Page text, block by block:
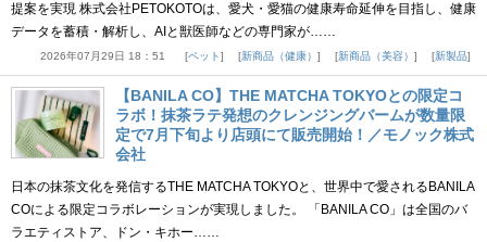
提案を実現 株式会社PETOKOTOは、愛犬・愛猫の健康寿命延伸を目指し、健康
データを蓄積・解析し、AIと獣医師などの専門家が……
2026年07月29日 18：51 ペット 新商品（健康） 新商品（美容） 新製品
【BANILA CO】THE MATCHA TOKYOとの限定コ
ラボ！抹茶ラテ発想のクレンジングバームが数量限
定で7月下旬より店頭にて販売開始！／モノック株式
会社
日本の抹茶文化を発信するTHE MATCHA TOKYOと、世界中で愛されるBANILA
COによる限定コラボレーションが実現しました。 「BANILA CO」は全国のバ
ラエティストア、ドン・キホー……